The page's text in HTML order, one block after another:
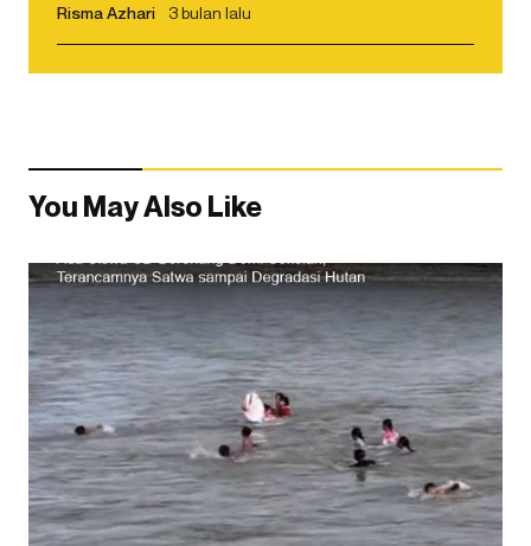
Risma Azhari 3 bulan lalu
You May Also Like